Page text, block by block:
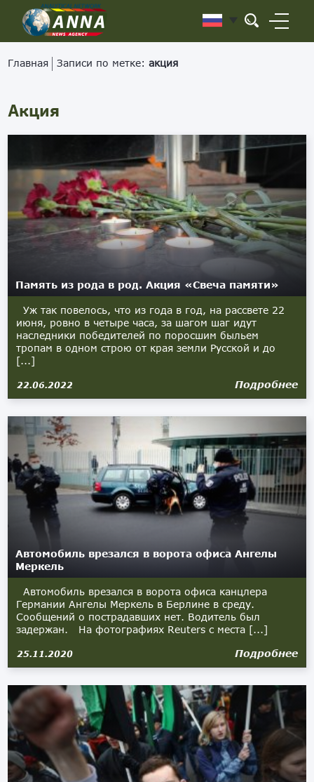
Главная Записи по метке:акция
Акция
Память из рода в род. Акция «Свеча памяти»
Уж так повелось, что из года в год, на рассвете 22
июня, ровно в четыре часа, за шагом шаг идут
наследники победителей по поросшим быльем
тропам в одном строю от края земли Русской и до
[...]
22.06.2022 Подробнее
Автомобиль врезался в ворота офиса Ангелы
Меркель
Автомобиль врезался в ворота офиса канцлера
Германии Ангелы Меркель в Берлине в среду.
Сообщений о пострадавших нет. Водитель был
задержан. На фотографиях Reuters с места [...]
25.11.2020 Подробнее